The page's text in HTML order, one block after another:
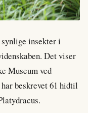
insekter i
Det viser
Museum ved
beskrevet 61 hidtil